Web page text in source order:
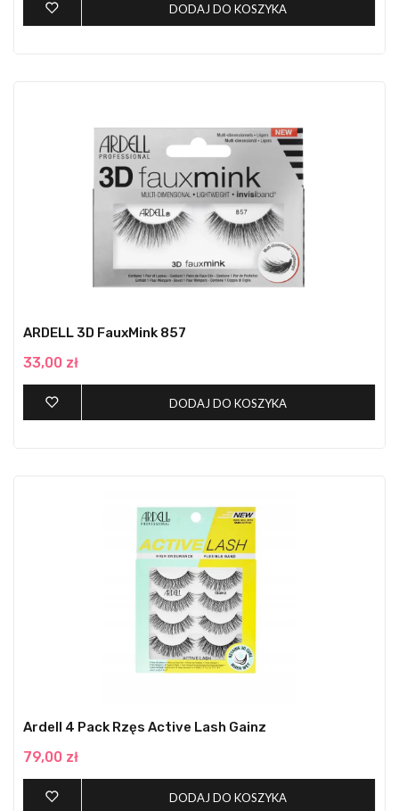
DODAJ DO KOSZYKA
ARDELL 3D FauxMink 857
33,00 zł
DODAJ DO KOSZYKA
Ardell 4 Pack Rzęs Active Lash Gainz
79,00 zł
DODAJ DO KOSZYKA